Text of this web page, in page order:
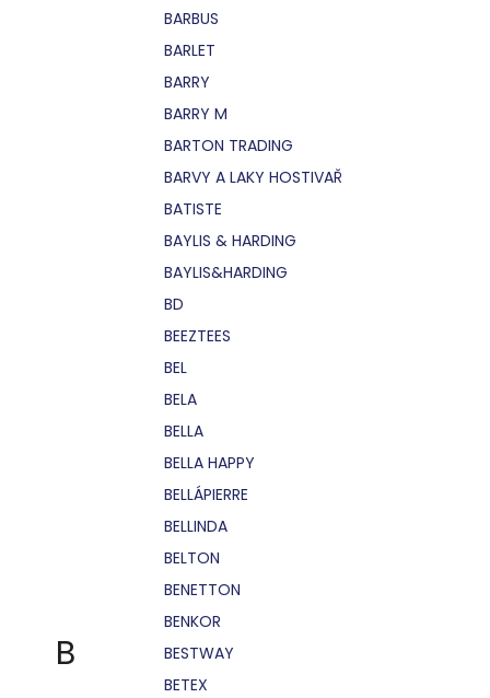
B
BARBUS
BARLET
BARRY
BARRY M
BARTON TRADING
BARVY A LAKY HOSTIVAŘ
BATISTE
BAYLIS & HARDING
BAYLIS&HARDING
BD
BEEZTEES
BEL
BELA
BELLA
BELLA HAPPY
BELLÁPIERRE
BELLINDA
BELTON
BENETTON
BENKOR
BESTWAY
BETEX